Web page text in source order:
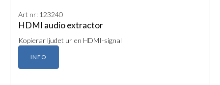
Art nr: 123240
HDMI audio extractor
Kopierar ljudet ur en HDMI-signal
INFO